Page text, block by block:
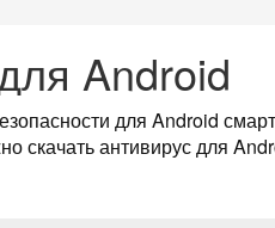
Android
для Android
скачать антивирус для